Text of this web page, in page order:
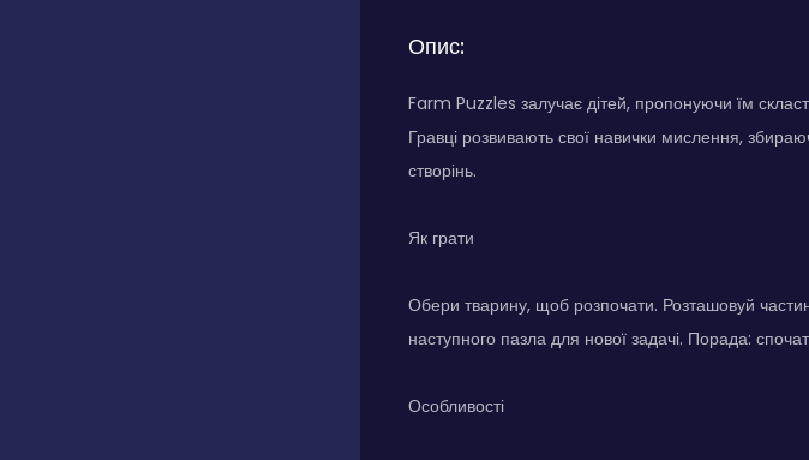
Опис:
Farm Puzzles залучає дітей, пропонуючи їм
Гравці розвивають свої навички мислення,
створінь.
Як грати
Обери тварину, щоб розпочати. Розташовуй
наступного пазла для нової задачі. Порада:
Особливості